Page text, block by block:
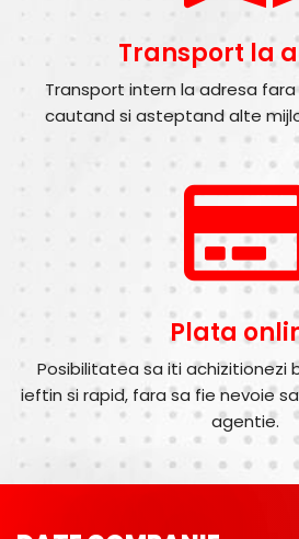
Transport la
Transport intern la adresa
cautand si asteptand alte
Plata
Posibilitatea sa iti achizitionezi
ieftin si rapid, fara sa fie nevoie
agentie.